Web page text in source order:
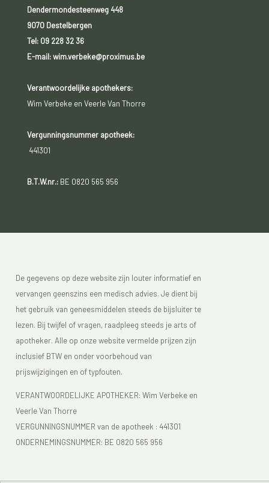
Dendermondesteenweg 448
9070 Destelbergen
Tel: 09 228 32 36
E-mail: wim.verbeke@proximus.be
Verantwoordelijke apothekers:
Wim Verbeke en Veerle Van Thorre
Vergunningsnummer apotheek:
441301
B.T.W.nr.:BE 0820 565 956
De gegevens op deze website zijn louter informatief en
vervangen geenszins een medisch advies. Je dient bij
het gebruik van geneesmiddelen steeds de bijsluiter te
lezen. Bij twijfel of vragen, raadpleeg steeds je arts of
apotheker. Alle op onze website vermelde prijzen zijn
inclusief BTW en onder voorbehoud van
prijswijzigingen en of typfouten.
VERANTWOORDELIJKE APOTHEKER: Wim Verbeke en
Veerle Van Thorre
VERGUNNINGSNUMMER van de apotheek : 441301
ONDERNEMINGSNUMMER: BE 0820 565 956